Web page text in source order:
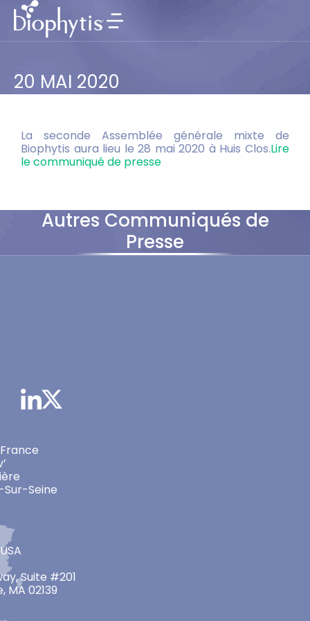
20 MAI 2020
La seconde Assemblée générale mixte de
Biophytis aura lieu le 28 mai 2020 à Huis Clos.Lire
le communiqué de presse
Autres Communiqués de
Presse
France
Seine
Suite #201
MA 02139